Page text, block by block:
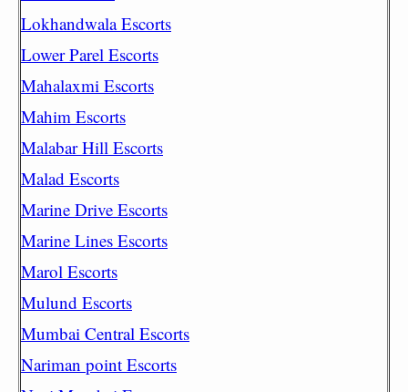
Lokhandwala Escorts
Lower Parel Escorts
Mahalaxmi Escorts
Mahim Escorts
Malabar Hill Escorts
Malad Escorts
Marine Drive Escorts
Marine Lines Escorts
Marol Escorts
Mulund Escorts
Mumbai Central Escorts
Nariman point Escorts